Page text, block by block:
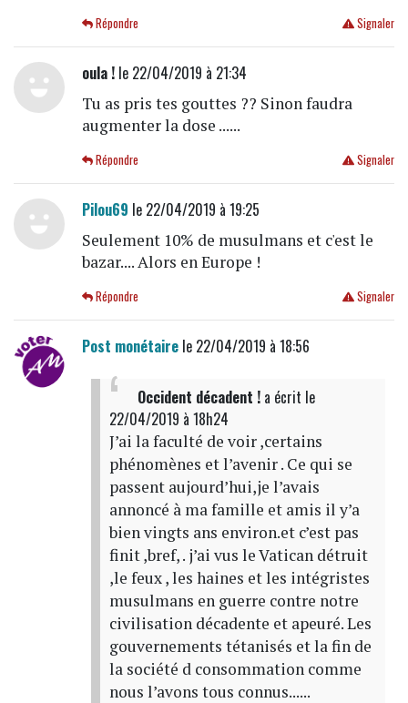
Signaler
Répondre
oula !le 22/04/2019 à 21:34
Tu as pris tes gouttes ?? Sinon faudra
augmenter la dose ......
Signaler
Répondre
Pilou69 le 22/04/2019 à 19:25
Seulement 10% de musulmans et c'est le
bazar.... Alors en Europe !
Signaler
Répondre
Post monétairele 22/04/2019 à 18:56
Occident décadent !a écrit le
22/04/2019 à 18h24
J’ai la faculté de voir ,certains
phénomènes et l’avenir . Ce qui se
passent aujourd’hui,je l’avais
annoncé à ma famille et amis il y’a
bien vingts ans environ.et c’est pas
finit ,bref, . j’ai vus le Vatican détruit
,le feux , les haines et les intégristes
musulmans en guerre contre notre
civilisation décadente et apeuré. Les
gouvernements tétanisés et la fin de
la société d consommation comme
nous l’avons tous connus......